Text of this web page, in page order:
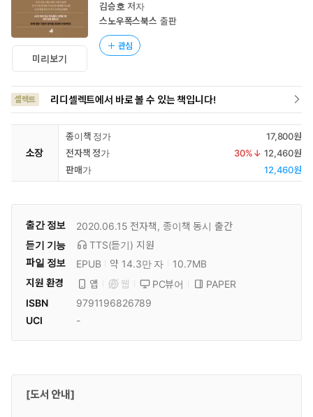
미리보기
김승호 저자
스노우폭스북스 출판
관심
셀렉트 리디셀렉트에서 바로 볼 수 있는 책입니다!
소장
종이책 정가
17,800원
전자책 정가
30%↓ 12,460원
판매가
12,460원
출간 정보 2020.06.15 전자책, 종이책 동시 출간
듣기 기능
TTS(듣기) 지원
파일 정보
EPUB 약 14.3만 자
10.7MB
지원 환경
앱 웹 PC뷰어
PAPER
ISBN
9791196826789
UCI
-
[도서 안내]